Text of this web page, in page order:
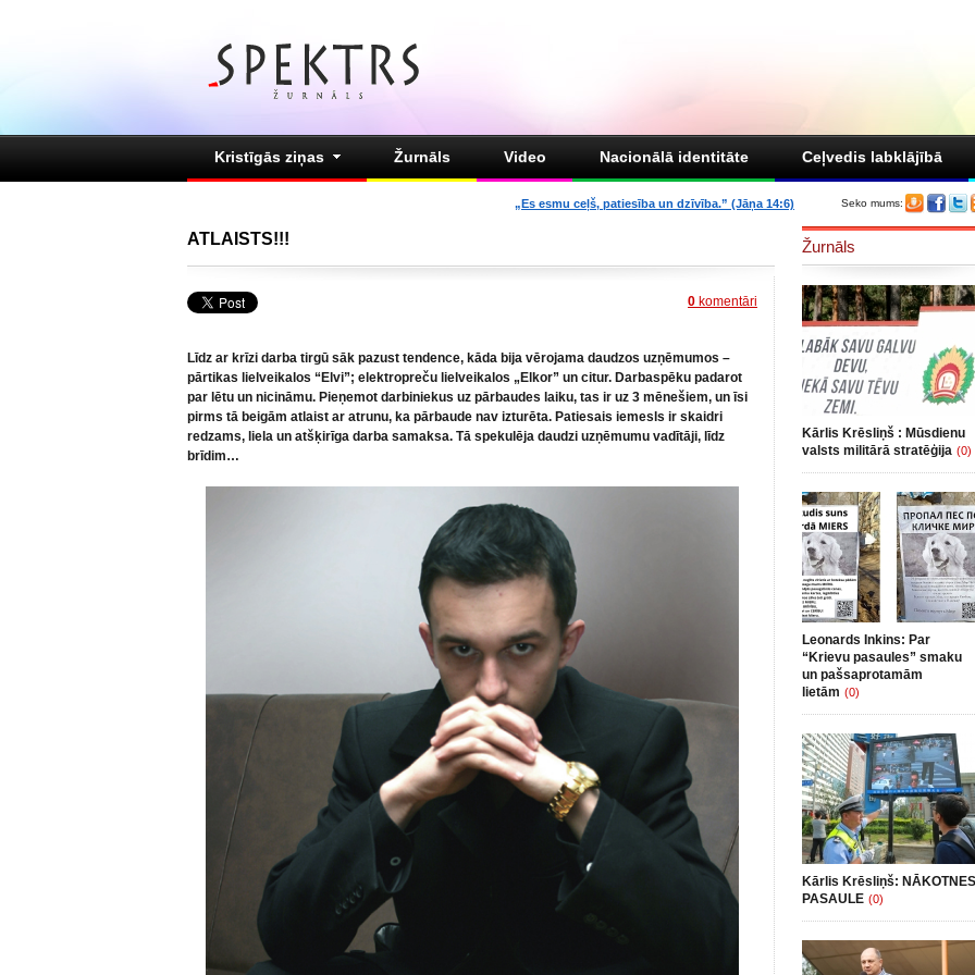
Kristīgās ziņas Žurnāls Video Nacionālā identitāte Ceļvedis labklājībā
Seko mums:
„Es esmu ceļš, patiesība un dzīvība.” (Jāņa 14:6)
ATLAISTS!!!
0 komentāri
Līdz ar krīzi darba tirgū sāk pazust tendence, kāda bija vērojama daudzos uzņēmumos –
pārtikas lielveikalos “Elvi”; elektropreču lielveikalos „Elkor” un citur. Darbaspēku padarot
par lētu un nicināmu. Pieņemot darbiniekus uz pārbaudes laiku, tas ir uz 3 mēnešiem, un īsi
pirms tā beigām atlaist ar atrunu, ka pārbaude nav izturēta. Patiesais iemesls ir skaidri
redzams, liela un atšķirīga darba samaksa. Tā spekulēja daudzi uzņēmumu vadītāji, līdz
brīdim…
Žurnāls
Kārlis Krēsliņš : Mūsdienu
valsts militārā stratēģija (0)
Leonards Inkins: Par
“Krievu pasaules” smaku
un pašsaprotamām
lietām (0)
Kārlis Krēsliņš: NĀKOTNES
PASAULE (0)